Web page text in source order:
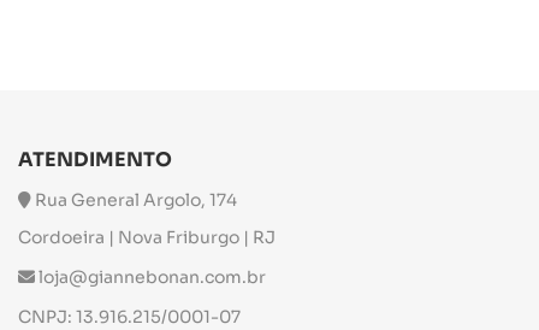
ATENDIMENTO
Rua General Argolo, 174
Cordoeira | Nova Friburgo | RJ
loja@giannebonan.com.br
CNPJ: 13.916.215/0001-07